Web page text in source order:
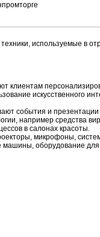
используемые в
клиентам
искусственного
события и
например средства
в салонах красоты.
микрофоны,
оборудование для